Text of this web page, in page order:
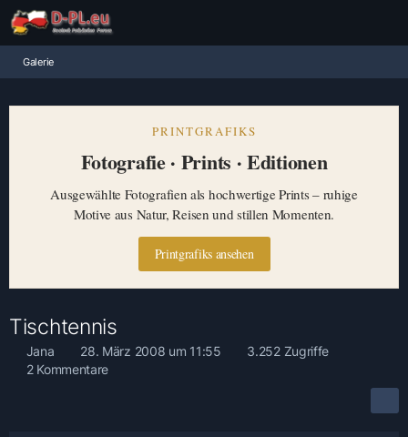
Galerie
PRINTGRAFIKS
Fotografie · Prints · Editionen
Ausgewählte Fotografien als hochwertige Prints – ruhige
Motive aus Natur, Reisen und stillen Momenten.
Printgrafiks ansehen
Tischtennis
Jana 28. März 2008 um 11:55
3.252 Zugriffe
2 Kommentare